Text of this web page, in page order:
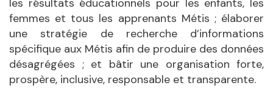
les résultats éducationnels pour les enfants, les
femmes et tous les apprenants Métis ; élaborer
une stratégie de recherche d’informations
spécifique aux Métis afin de produire des données
désagrégées ; et bâtir une organisation forte,
prospère, inclusive, responsable et transparente.